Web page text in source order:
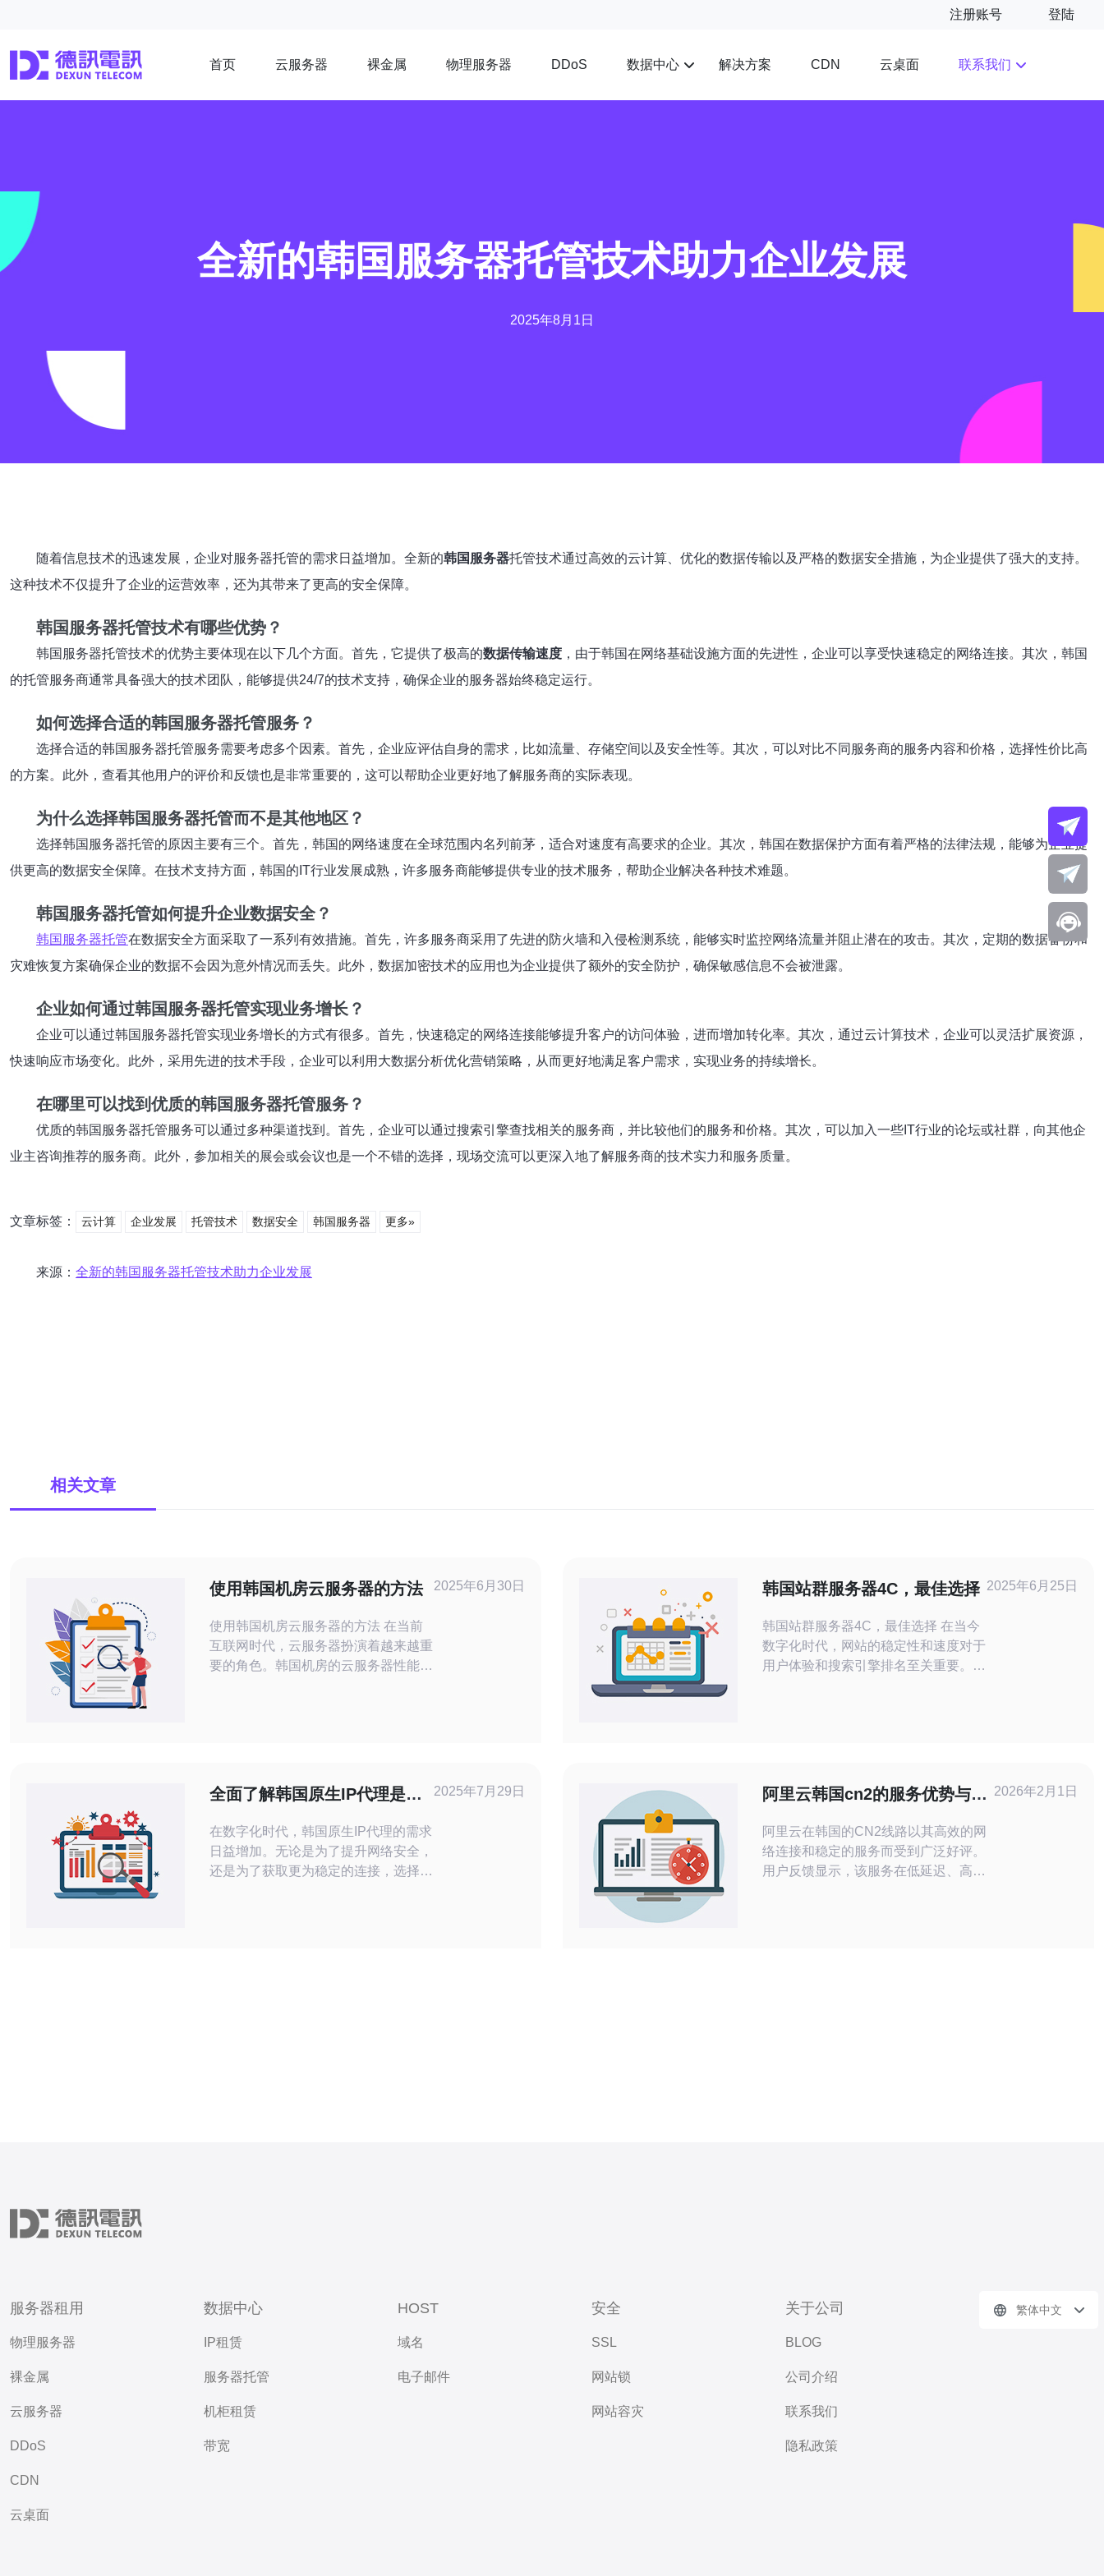
注册账号 登陆
首页 云服务器 裸金属 物理服务器 DDoS 数据中心 解决方案 CDN 云桌面 联系我们
全新的韩国服务器托管技术助力企业发展
2025年8月1日
随着信息技术的迅速发展，企业对服务器托管的需求日益增加。全新的韩国服务器托管技术通过高效的云计算、优化的数据传输以及严格的数据安全措施，为企业提供了强大的支持。
这种技术不仅提升了企业的运营效率，还为其带来了更高的安全保障。
韩国服务器托管技术有哪些优势？
韩国服务器托管技术的优势主要体现在以下几个方面。首先，它提供了极高的数据传输速度 ，由于韩国在网络基础设施方面的先进性，企业可以享受快速稳定的网络连接。其次，韩国
的托管服务商通常具备强大的技术团队，能够提供24/7的技术支持，确保企业的服务器始终稳定运行。
如何选择合适的韩国服务器托管服务？
选择合适的韩国服务器托管服务需要考虑多个因素。首先，企业应评估自身的需求，比如流量、存储空间以及安全性等。其次，可以对比不同服务商的服务内容和价格，选择性价比高
的方案。此外，查看其他用户的评价和反馈也是非常重要的，这可以帮助企业更好地了解服务商的实际表现。
为什么选择韩国服务器托管而不是其他地区？
选择韩国服务器托管的原因主要有三个。首先，韩国的网络速度在全球范围内名列前茅，适合对速度有高要求的企业。其次，韩国在数据保护方面有着严格的法律法规，能够为企业提
供更高的数据安全保障。在技术支持方面，韩国的IT行业发展成熟，许多服务商能够提供专业的技术服务，帮助企业解决各种技术难题。
韩国服务器托管如何提升企业数据安全？
韩国服务器托管在数据安全方面采取了一系列有效措施。首先，许多服务商采用了先进的防火墙和入侵检测系统，能够实时监控网络流量并阻止潜在的攻击。其次，定期的数据备份和
灾难恢复方案确保企业的数据不会因为意外情况而丢失。此外，数据加密技术的应用也为企业提供了额外的安全防护，确保敏感信息不会被泄露。
企业如何通过韩国服务器托管实现业务增长？
企业可以通过韩国服务器托管实现业务增长的方式有很多。首先，快速稳定的网络连接能够提升客户的访问体验，进而增加转化率。其次，通过云计算技术，企业可以灵活扩展资源，
快速响应市场变化。此外，采用先进的技术手段，企业可以利用大数据分析优化营销策略，从而更好地满足客户需求，实现业务的持续增长。
在哪里可以找到优质的韩国服务器托管服务？
优质的韩国服务器托管服务可以通过多种渠道找到。首先，企业可以通过搜索引擎查找相关的服务商，并比较他们的服务和价格。其次，可以加入一些IT行业的论坛或社群，向其他企
业主咨询推荐的服务商。此外，参加相关的展会或会议也是一个不错的选择，现场交流可以更深入地了解服务商的技术实力和服务质量。
文章标签： 云计算 企业发展 托管技术 数据安全 韩国服务器 更多»
来源： 全新的韩国服务器托管技术助力企业发展
相关文章
使用韩国机房云服务器的方法
使用韩国机房云服务器的方法 在当前
互联网时代，云服务器扮演着越来越重
要的角色。韩国机房的云服务器性能稳
可以根据自己网站的访问量和需求来选
择适合的套餐。
2025年6月30日 韩国站群服务器4C，最佳选择
韩国站群服务器4C，最佳选择 在当今
数字化时代，网站的稳定性和速度对于
用户体验和搜索引擎排名至关重要。韩
验。无论是网站的加载速度还是数据传
输速度，都能得到有
2025年6月25日
全面了解韩国原生IP代理是什
在数字化时代，韩国原生IP代理的需求
日益增加。无论是为了提升网络安全，
还是为了获取更为稳定的连接，选择合
2025年7月29日
阿里云韩国cn2的服务优势与用
阿里云在韩国的CN2线路以其高效的网
络连接和稳定的服务而受到广泛好评。
用户反馈显示，该服务在低延迟、高带
2026年2月1日
服务器租用
物理服务器
裸金属
云服务器
DDoS
CDN
云桌面
数据中心
IP租赁
服务器托管
机柜租赁
带宽
HOST
域名
电子邮件
安全
SSL
网站锁
网站容灾
关于公司
BLOG
公司介绍
联系我们
隐私政策
繁体中文